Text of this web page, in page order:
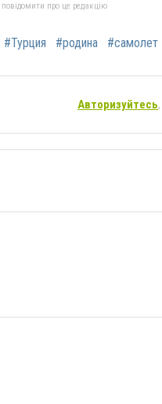
про це редакцію
#Турция #родина #самолет
Авторизуйтесь